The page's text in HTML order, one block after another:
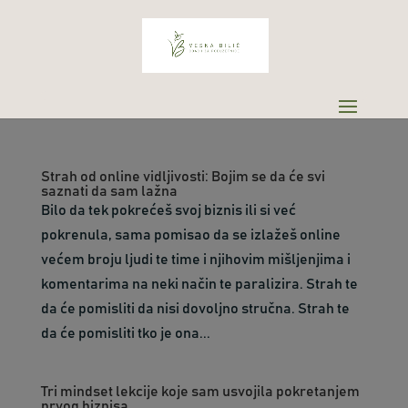
Strah od online vidljivosti: Bojim se da će svi
saznati da sam lažna
Bilo da tek pokrećeš svoj biznis ili si već
pokrenula, sama pomisao da se izlažeš online
većem broju ljudi te time i njihovim mišljenjima i
komentarima na neki način te paralizira. Strah te
da će pomisliti da nisi dovoljno stručna. Strah te
da će pomisliti tko je ona...
Tri mindset lekcije koje sam usvojila pokretanjem